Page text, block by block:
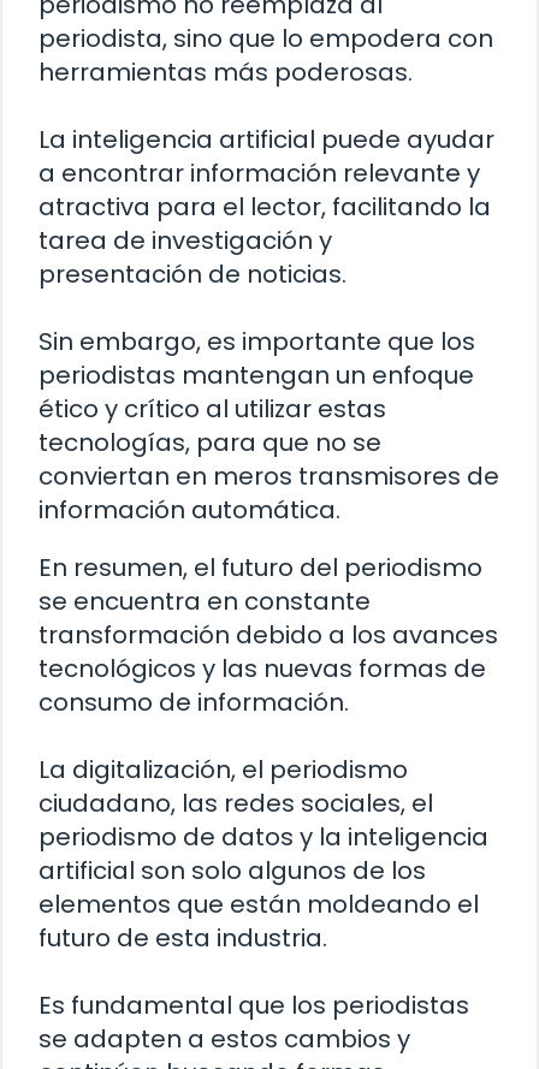
periodista, sino que lo empodera con
herramientas más poderosas.
La inteligencia artificial puede ayudar
a encontrar información relevante y
atractiva para el lector, facilitando la
tarea de investigación y
presentación de noticias.
Sin embargo, es importante que los
periodistas mantengan un enfoque
ético y crítico al utilizar estas
tecnologías, para que no se
conviertan en meros transmisores de
información automática.
En resumen, el futuro del periodismo
se encuentra en constante
transformación debido a los avances
tecnológicos y las nuevas formas de
consumo de información.
La digitalización, el periodismo
ciudadano, las redes sociales, el
periodismo de datos y la inteligencia
artificial son solo algunos de los
elementos que están moldeando el
futuro de esta industria.
Es fundamental que los periodistas
se adapten a estos cambios y